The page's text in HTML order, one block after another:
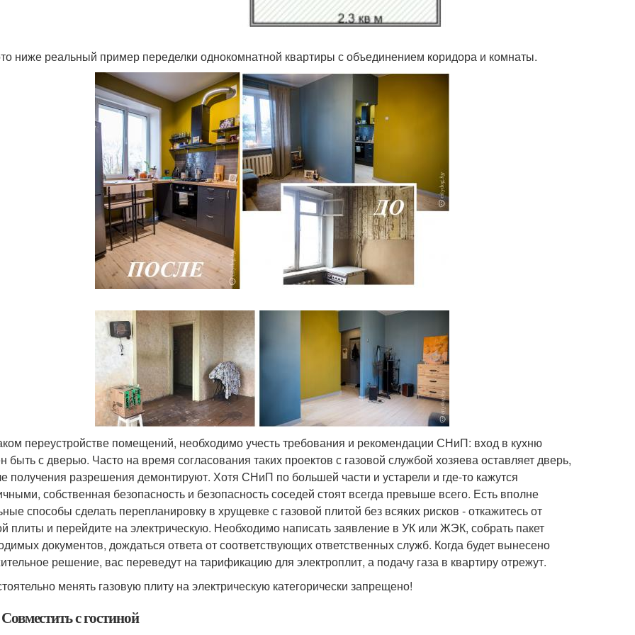
ниже реальный пример переделки однокомнатной квартиры с объединением коридора и комнаты.
переустройстве помещений, необходимо учесть требования и рекомендации СНиП: вход в кухню
быть с дверью. Часто на время согласования таких проектов с газовой службой хозяева оставляет дверь,
получения разрешения демонтируют. Хотя СНиП по большей части и устарели и где-то кажутся
собственная безопасность и безопасность соседей стоят всегда превыше всего. Есть вполне
способы сделать перепланировку в хрущевке с газовой плитой без всяких рисков ‑ откажитесь от
плиты и перейдите на электрическую. Необходимо написать заявление в УК или ЖЭК, собрать пакет
документов, дождаться ответа от соответствующих ответственных служб. Когда будет вынесено
решение, вас переведут на тарификацию для электроплит, а подачу газа в квартиру отрежут.
менять газовую плиту на электрическую категорически запрещено!
с гостиной